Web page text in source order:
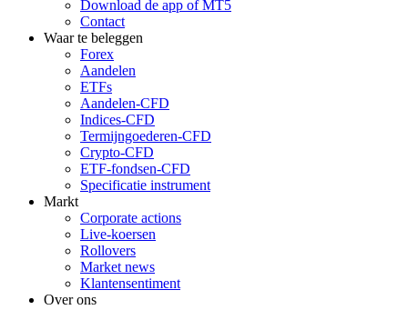
Download de app of MT5
Contact
Waar te beleggen
Forex
Aandelen
ETFs
Aandelen-CFD
Indices-CFD
Termijngoederen-CFD
Crypto-CFD
ETF-fondsen-CFD
Specificatie instrument
Markt
Corporate actions
Live-koersen
Rollovers
Market news
Klantensentiment
Over ons